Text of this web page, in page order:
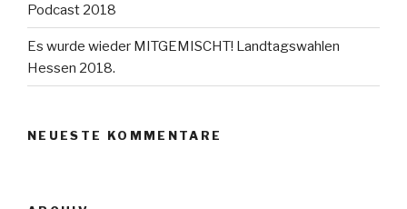
Podcast 2018
Es wurde wieder MITGEMISCHT! Landtagswahlen
Hessen 2018.
NEUESTE KOMMENTARE